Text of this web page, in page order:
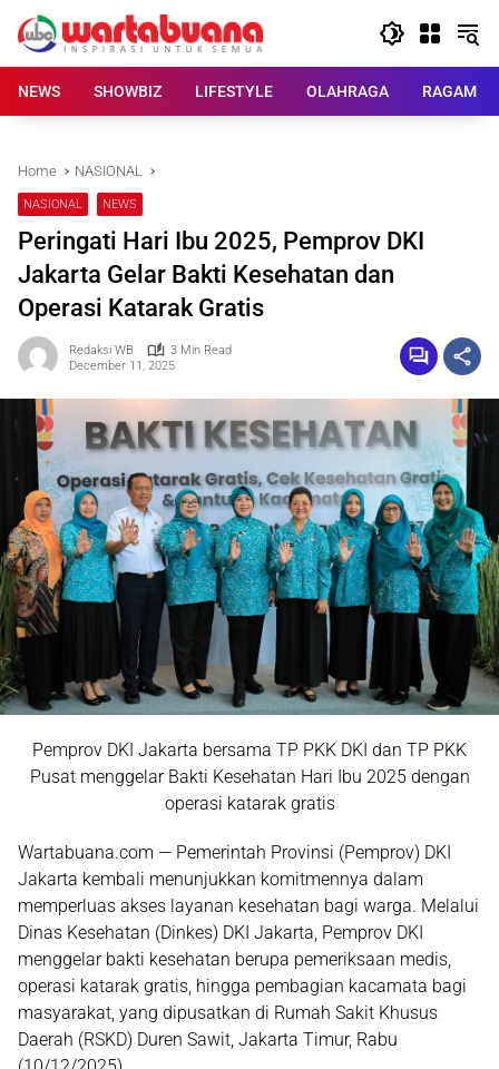
content
NEWS
SHOWBIZ LIFESTYLE OLAHRAGA RAGAM
Home NASIONAL
NASIONAL NEWS
Peringati Hari Ibu 2025, Pemprov DKI
Jakarta Gelar Bakti Kesehatan dan
Operasi Katarak Gratis
Redaksi WB
3 Min Read
December 11, 2025
Pemprov DKI Jakarta bersama TP PKK DKI dan TP PKK
Pusat menggelar Bakti Kesehatan Hari Ibu 2025 dengan
operasi katarak gratis
Wartabuana.com — Pemerintah Provinsi (Pemprov) DKI
Jakarta kembali menunjukkan komitmennya dalam
memperluas akses layanan kesehatan bagi warga. Melalui
Dinas Kesehatan (Dinkes) DKI Jakarta, Pemprov DKI
menggelar bakti kesehatan berupa pemeriksaan medis,
operasi katarak gratis, hingga pembagian kacamata bagi
masyarakat, yang dipusatkan di Rumah Sakit Khusus
Daerah (RSKD) Duren Sawit, Jakarta Timur, Rabu